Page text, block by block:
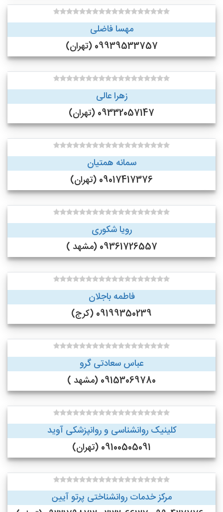
مهسا فاضلی
09939533757 (تهران)
زهرا عالی
09332057147 (تهران)
سمانه همتیان
09017417376 (تهران)
رویا شکوری
09361726557 (مشهد )
فاطمه باجلان
09199350239 (کرج)
عباس سعادتی گرو
09153069780 (مشهد )
کلینیک روانشناسی و روانپزشکی آوید
09100505091 (تهران)
مرکز خدمات روانشناختی پرتو آیین